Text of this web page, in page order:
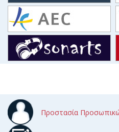
Προστασία